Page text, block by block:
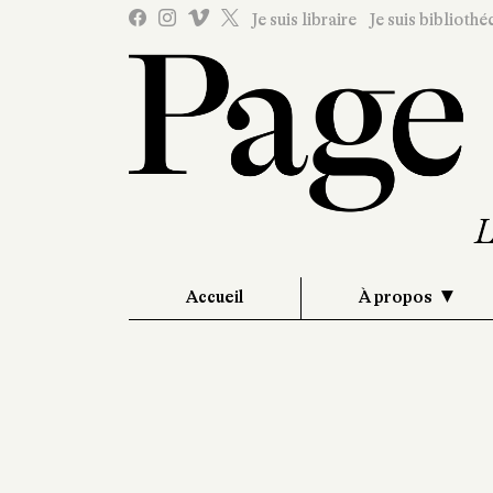
Je suis libraire Je suis
Accueil À propos